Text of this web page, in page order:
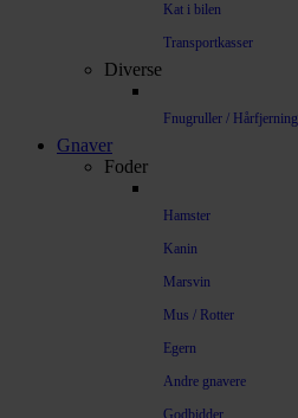
Kat i bilen
Transportkasser
Diverse
Fnugruller / Hårfjerning
Gnaver
Foder
Hamster
Kanin
Marsvin
Mus / Rotter
Egern
Andre gnavere
Godbidder